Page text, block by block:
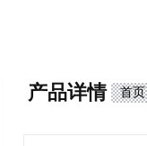
产品详情 首页